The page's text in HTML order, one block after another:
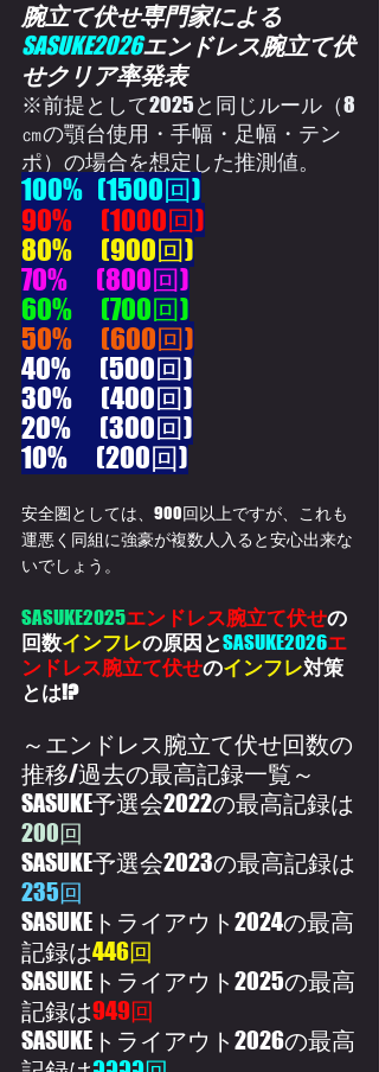
腕立て伏せ専門家による
SASUKE2026エンドレス腕立て伏
せクリア率発表
※前提として2025と同じルール（8
㎝の顎台使用・手幅・足幅・テン
ポ）の場合を想定した推測値。
100%   (1500回)
90%　(1000回)
80%　(900回)
70%　(800回)
60%　(700回)
50%　(600回)
40%　(500回)
30%　(400回)
20%　(300回)
10%　(200回)
安全圏としては、900回以上ですが、これも
運悪く同組に強豪が複数人入ると安心出来な
いでしょう。
SASUKE2025エンドレス腕立て伏せの
回数インフレの原因とSASUKE2026エ
ンドレス腕立て伏せのインフレ対策
とは!?
～エンドレス腕立て伏せ回数の
推移/過去の最高記録一覧～
SASUKE予選会2022の最高記録は
200回
SASUKE予選会2023の最高記録は
235回
SASUKEトライアウト2024の最高
記録は446回
SASUKEトライアウト2025の最高
記録は949回
SASUKEトライアウト2026の最高